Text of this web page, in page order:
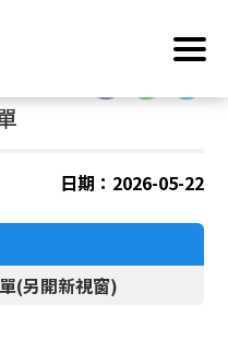
日期：2026-05-22
(另開新視窗)